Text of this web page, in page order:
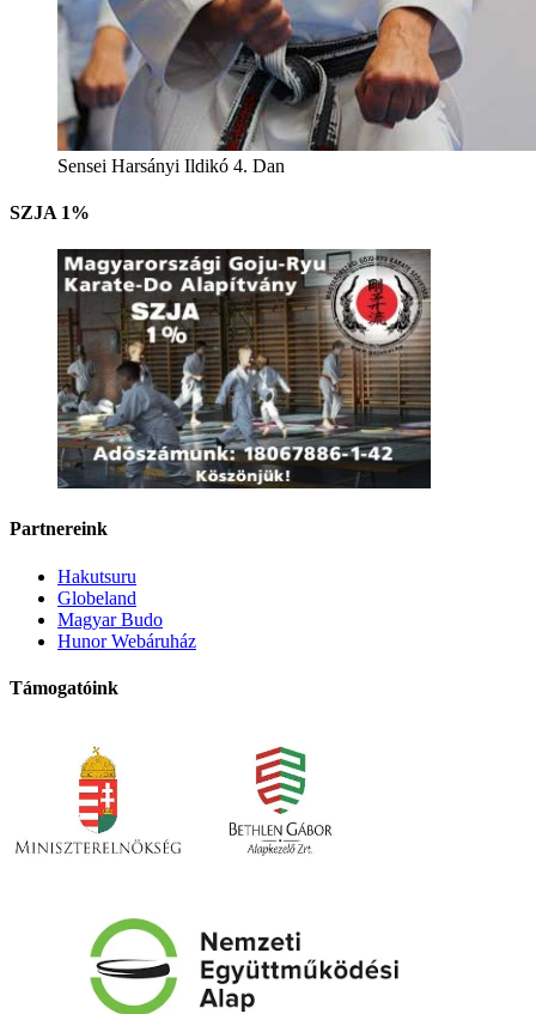
Sensei Harsányi Ildikó 4. Dan
SZJA 1%
Partnereink
Hakutsuru
Globeland
Magyar Budo
Hunor Webáruház
Támogatóink